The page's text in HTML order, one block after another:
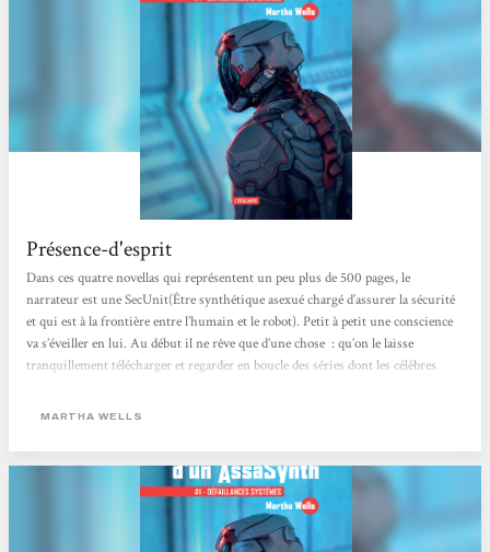
Présence-d'esprit
Dans ces quatre novellas qui représentent un peu plus de 500 pages, le
narrateur est une SecUnit(Être synthétique asexué chargé d’assurer la sécurité
et qui est à la frontière entre l’humain et le robot). Petit à petit une conscience
va s’éveiller en lui. Au début il ne rêve que d’une chose : qu’on le laisse
tranquillement télécharger et regarder en boucle des séries dont les célèbres
nom, AssaSynth, et intervient...
MARTHA WELLS